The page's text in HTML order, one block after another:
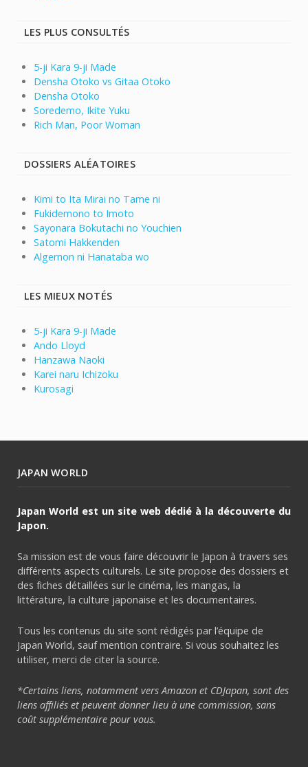
LES PLUS CONSULTÉS
5-ji Kara 9-ji Made
Densha Otoko vs Gitaa Otoko
Densha Otoko
Soredemo, Ikite Yuku
Rich Man, Poor Woman
DOSSIERS ALÉATOIRES
Kimi to Ita Mirai no Tame ni
Fukidemono to Imoto
Sayonara Bokutachi no Youchien
Satomi Hakkenden
Algernon ni Hanataba wo
LES MIEUX NOTÉS
5-ji Kara 9-ji Made
Ando Lloyd
Hanzawa Naoki
Karei naru Ichizoku
Kurosagi
JAPAN WORLD
Japan World est un site web dédié à la découverte du
Japon.
Sa mission est de vous faire découvrir le Japon à travers ses
différents aspects culturels. Le site propose des dossiers et
des fiches détaillées sur le cinéma, les mangas, la
littérature, la culture japonaise et les documentaires.
Tous les contenus du site sont rédigés par l’équipe de
Japan World, sauf mention contraire. Si vous souhaitez les
utiliser, merci de citer la source.
*Certains liens, notamment vers Amazon et CDJapan, sont des
liens affiliés et peuvent donner lieu à une commission, sans
coût supplémentaire pour vous.